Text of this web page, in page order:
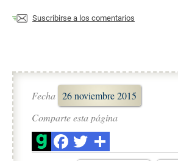
Suscribirse a los comentarios
Fecha 26 noviembre 2015
Comparte esta página